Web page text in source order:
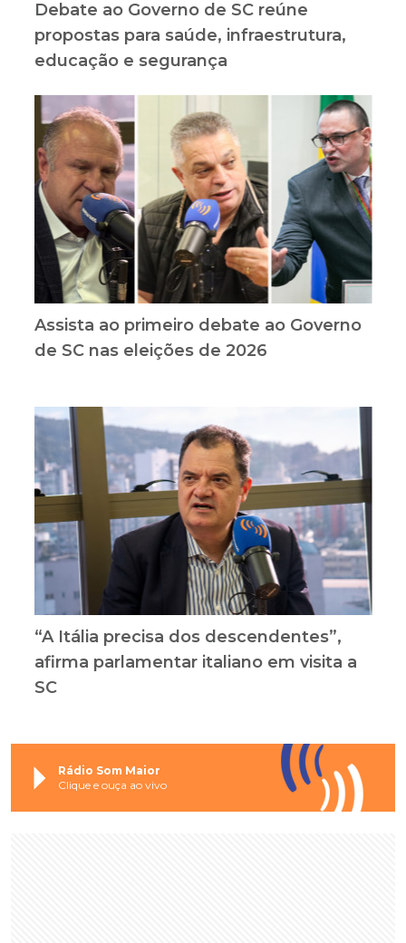
Debate ao Governo de SC reúne
propostas para saúde, infraestrutura,
educação e segurança
Assista ao primeiro debate ao Governo
de SC nas eleições de 2026
“A Itália precisa dos descendentes”,
afirma parlamentar italiano em visita a
SC
Rádio Som Maior
Clique e ouça ao vivo